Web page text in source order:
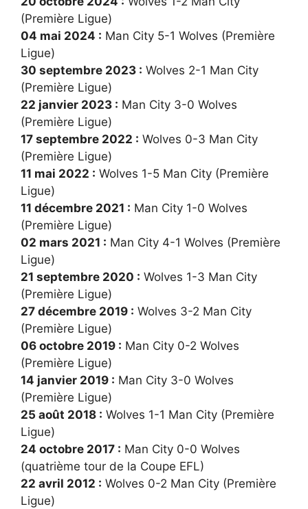
(Première Ligue)
04 mai 2024 : Man City 5-1 Wolves (Première
Ligue)
30 septembre 2023 : Wolves 2-1 Man City
(Première Ligue)
22 janvier 2023 : Man City 3-0 Wolves
(Première Ligue)
17 septembre 2022 : Wolves 0-3 Man City
(Première Ligue)
11 mai 2022 : Wolves 1-5 Man City (Première
Ligue)
11 décembre 2021 : Man City 1-0 Wolves
(Première Ligue)
02 mars 2021 : Man City 4-1 Wolves (Première
Ligue)
21 septembre 2020 : Wolves 1-3 Man City
(Première Ligue)
27 décembre 2019 : Wolves 3-2 Man City
(Première Ligue)
06 octobre 2019 : Man City 0-2 Wolves
(Première Ligue)
14 janvier 2019 : Man City 3-0 Wolves
(Première Ligue)
25 août 2018 : Wolves 1-1 Man City (Première
Ligue)
24 octobre 2017 : Man City 0-0 Wolves
(quatrième tour de la Coupe EFL)
22 avril 2012 : Wolves 0-2 Man City (Première
Ligue)